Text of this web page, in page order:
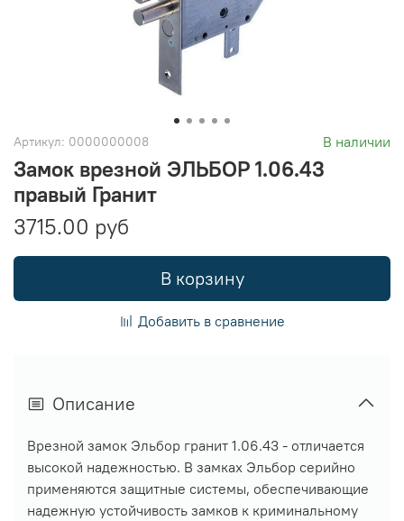
Артикул: 0000000008 В наличии
Замок врезной ЭЛЬБОР 1.06.43
правый Гранит
3715.00 руб
В корзину
Добавить в сравнение
Описание
Врезной замок Эльбор гранит 1.06.43 - отличается
высокой надежностью. В замках Эльбор серийно
применяются защитные системы, обеспечивающие
надежную устойчивость замков к криминальному